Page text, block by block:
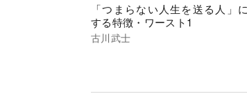
「つまらない人生を送る人」
する特徴・ワースト1
古川武士